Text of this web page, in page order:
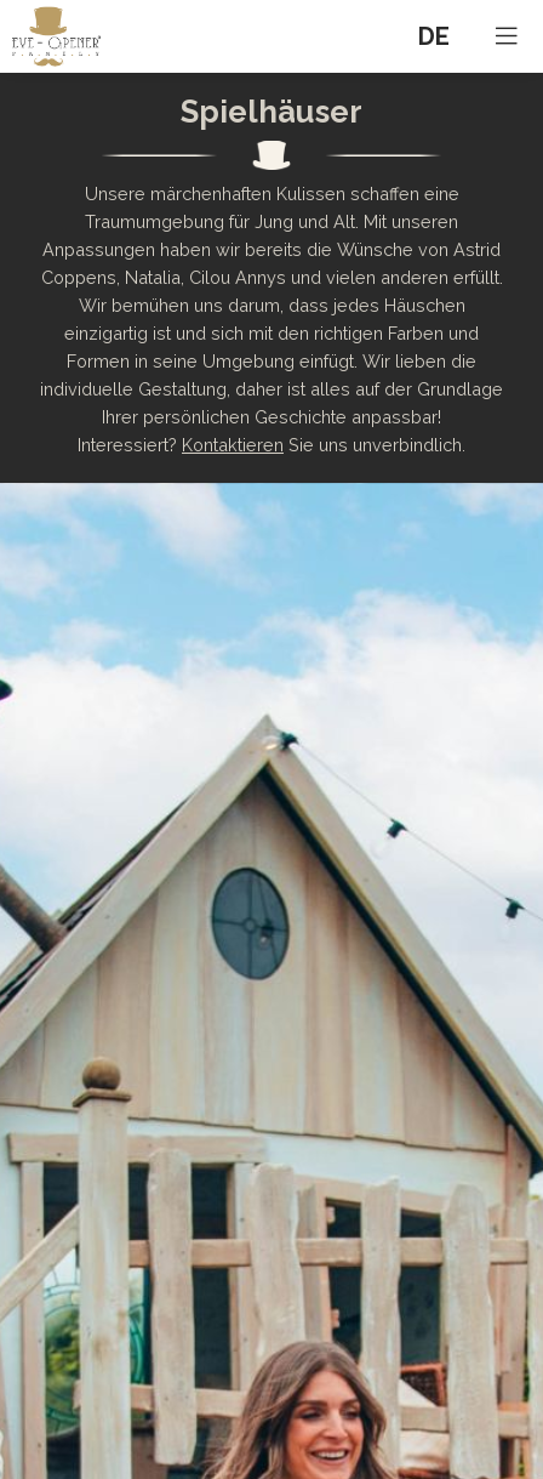
DE
Spielhäuser
Unsere märchenhaften Kulissen schaffen eine
Traumumgebung für Jung und Alt. Mit unseren
Anpassungen haben wir bereits die Wünsche von Astrid
Coppens, Natalia, Cilou Annys und vielen anderen erfüllt.
Wir bemühen uns darum, dass jedes Häuschen
einzigartig ist und sich mit den richtigen Farben und
Formen in seine Umgebung einfügt. Wir lieben die
individuelle Gestaltung, daher ist alles auf der Grundlage
Ihrer persönlichen Geschichte anpassbar!
Interessiert? Kontaktieren Sie uns unverbindlich.